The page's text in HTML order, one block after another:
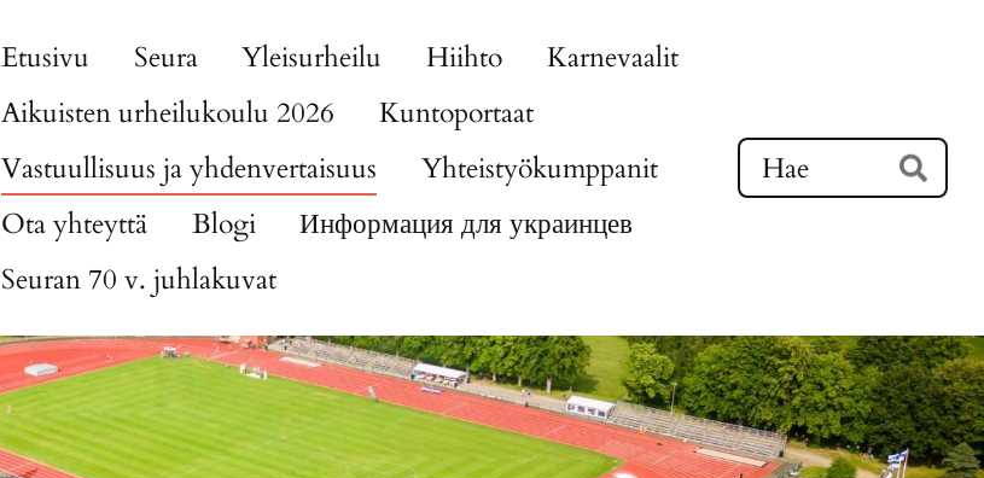
Etusivu Seura Yleisurheilu Hiihto
Karnevaalit
Aikuisten urheilukoulu 2026
Kuntoportaat
Vastuullisuus ja yhdenvertaisuus
Yhteistyökumppanit
Ota yhteyttä
Blogi
Информация для украинцев
Seuran 70 v. juhlakuvat
Hae